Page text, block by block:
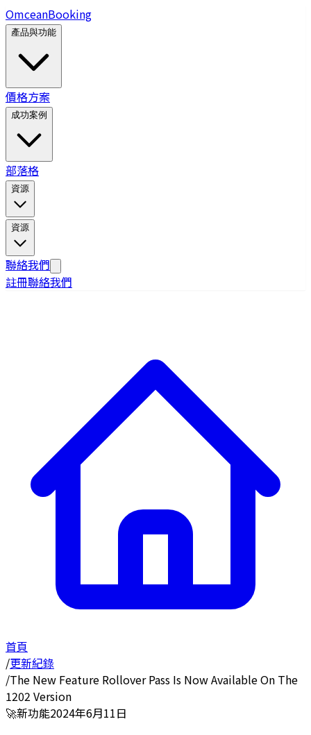
OmceanBooking
產品與功能
價格方案
成功案例
部落格
資源
資源
聯絡我們
註冊聯絡我們
首頁
/更新紀錄
/The New Feature Rollover Pass Is Now Available On The
1202 Version
🚀新功能2024年6月11日